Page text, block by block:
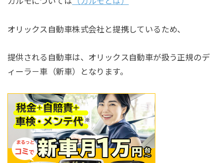
オリックス自動車株式会社と提携しているため、
提供される自動車は、オリックス自動車が扱う正規のデ
ィーラ－車（新車）となります。